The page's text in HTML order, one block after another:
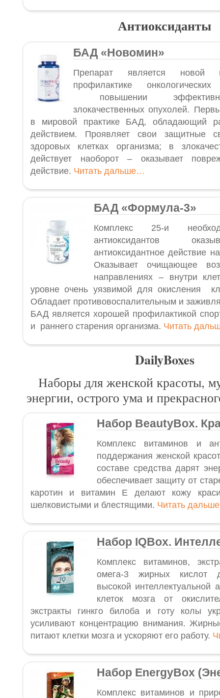
Антиоксиданты
БАД «Новомин»
Препарат является новой
профилактике
повышении
злокачественных опухолей.
в мировой практике БАД, обладающий
действием. Проявляет свои защитные
здоровых клетках организма; в
действует наоборот – оказывает
действие. Читать дальше…
БАД «Формула-3»
Комплекс 25-и
антиоксидантов
антиоксидантное действие
Оказывает очищающее
направлениях – внутри
уровне очень уязвимой для окисления
Обладает противовоспалительным и
БАД является хорошей профилактикой
и раннего старения организма. Читать
DailyBoxes
Наборы для женской красоты,
энергии, острого ума и
Набор BeautyBox.
Комплекс витаминов и
поддержания женской
составе средства дарят
обеспечивает защиту от
каротин и витамин Е делают кожу
шелковистыми и блестящими. Читать
Набор IQBox.
Комплекс витаминов,
омега-3 жирных кислот
высокой интеллектуальной
клеток мозга от
экстракты гинкго билоба и готу колы
усиливают концентрацию внимания.
питают клетки мозга и ускоряют его работу.
Набор EnergyBox
Комплекс витаминов и